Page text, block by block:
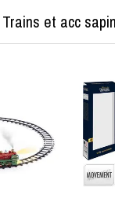
Trains et acc